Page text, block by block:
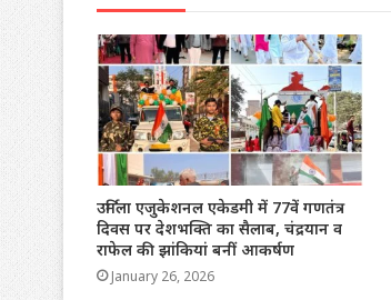
उर्मिला एजुकेशनल एकेडमी में 77वें गणतंत्र
दिवस पर देशभक्ति का सैलाब, चंद्रयान व
राफेल की झांकियां बनीं आकर्षण
January 26, 2026